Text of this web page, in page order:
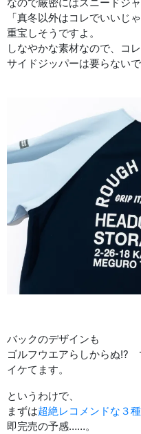
「真冬以外はコレでいいじゃ
重宝しそうですよ。
しなやかな素材なので、コ
サイドジッパーは要らないで
バックのデザインも
ゴルフウエアらしからぬ!?
イケてます。
というわけで、
まずは超絶レコメンドな３種
即完売の予感……。